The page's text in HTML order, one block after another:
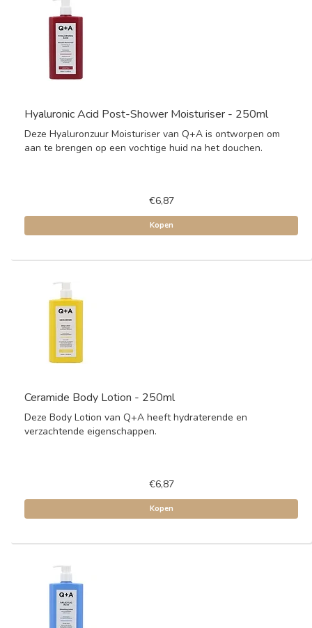
Hyaluronic Acid Post-Shower Moisturiser - 250ml
Deze Hyaluronzuur Moisturiser van Q+A is ontworpen om
aan te brengen op een vochtige huid na het douchen.
€6,87
Kopen
Ceramide Body Lotion - 250ml
Deze Body Lotion van Q+A heeft hydraterende en
verzachtende eigenschappen.
€6,87
Kopen